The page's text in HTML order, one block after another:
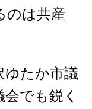
のは共産
たか市議
でも鋭く